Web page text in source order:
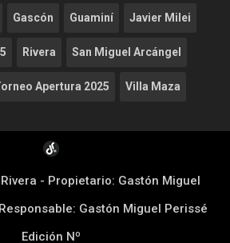
Gascón Guaminí Javier Milei
Rivera San Miguel Arcángel
Apertura 2025 Villa Maza
- Propietario: Gastón Miguel
Gastón Miguel Perissé
Edición Nº